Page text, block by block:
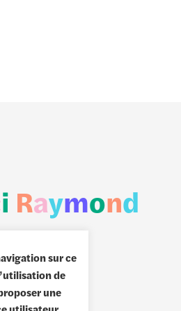
i Raymond
sur ce
de
une